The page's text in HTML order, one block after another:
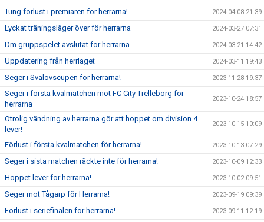
Tung förlust i premiären för herrarna! 2024-04-08 21:39
Lyckat träningsläger över för herrarna 2024-03-27 07:31
Dm gruppspelet avslutat för herrarna 2024-03-21 14:42
Uppdatering från herrlaget 2024-03-11 19:43
Seger i Svalövscupen för herrarna! 2023-11-28 19:37
Seger i första kvalmatchen mot FC City Trelleborg för
herrarna
2023-10-24 18:57
Otrolig vändning av herrarna gör att hoppet om division 4
lever!
2023-10-15 10:09
Förlust i första kvalmatchen för herrarna! 2023-10-13 07:29
Seger i sista matchen räckte inte för herrarna! 2023-10-09 12:33
Hoppet lever för herrarna! 2023-10-02 09:51
Seger mot Tågarp för Herrarna! 2023-09-19 09:39
Förlust i seriefinalen för herrarna! 2023-09-11 12:19